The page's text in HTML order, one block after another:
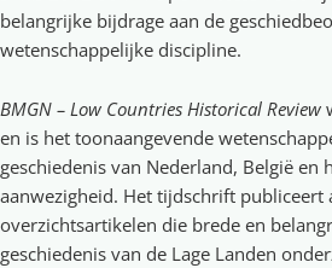
belangrijke bijdrage aan de
wetenschappelijke discipline.
BMGN – Low Countries Historical Review
en is het toonaangevende
geschiedenis van Nederland, België en
aanwezigheid. Het tijdschrift publiceert
overzichtsartikelen die brede en
geschiedenis van de Lage Landen